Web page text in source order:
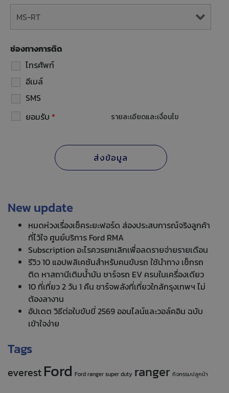
ช่องทางการติด
โทรศัพท์
อีเมล์
SMS
ยอมรับ * รายละเอียดและเงื่อนไข
New update
หมดห่วงเรื่องเช็คระยะฟอร์ด ส่องประสบการณ์จริงลูกค้า
ที่ไว้ใจ ศูนย์บริการ Ford RMA
Subscription อะไรควรยกเลิกเพื่อลดรายจ่ายรายเดือน
รีวิว 10 แอปพลิเคชันสำหรับคนขับรถ ใช้นำทาง เช็กรถ
ติด หาสถานีเติมน้ำมัน ชาร์จรถ EV ครบในเครื่องเดียว
10 ที่เที่ยว 2 วัน 1 คืน ชาร์จพลังที่เที่ยวใกล้กรุงเทพฯ ไม่
ต้องลางาน
อัปเดต วิธีต่อใบขับขี่ 2569 ออนไลน์และวอล์คอิน ฉบับ
เข้าใจง่าย
Tags
everest Ford Ford ranger super duty ranger กิจกรรมปลูกป่า